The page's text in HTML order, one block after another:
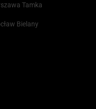
Tamka
Bielany